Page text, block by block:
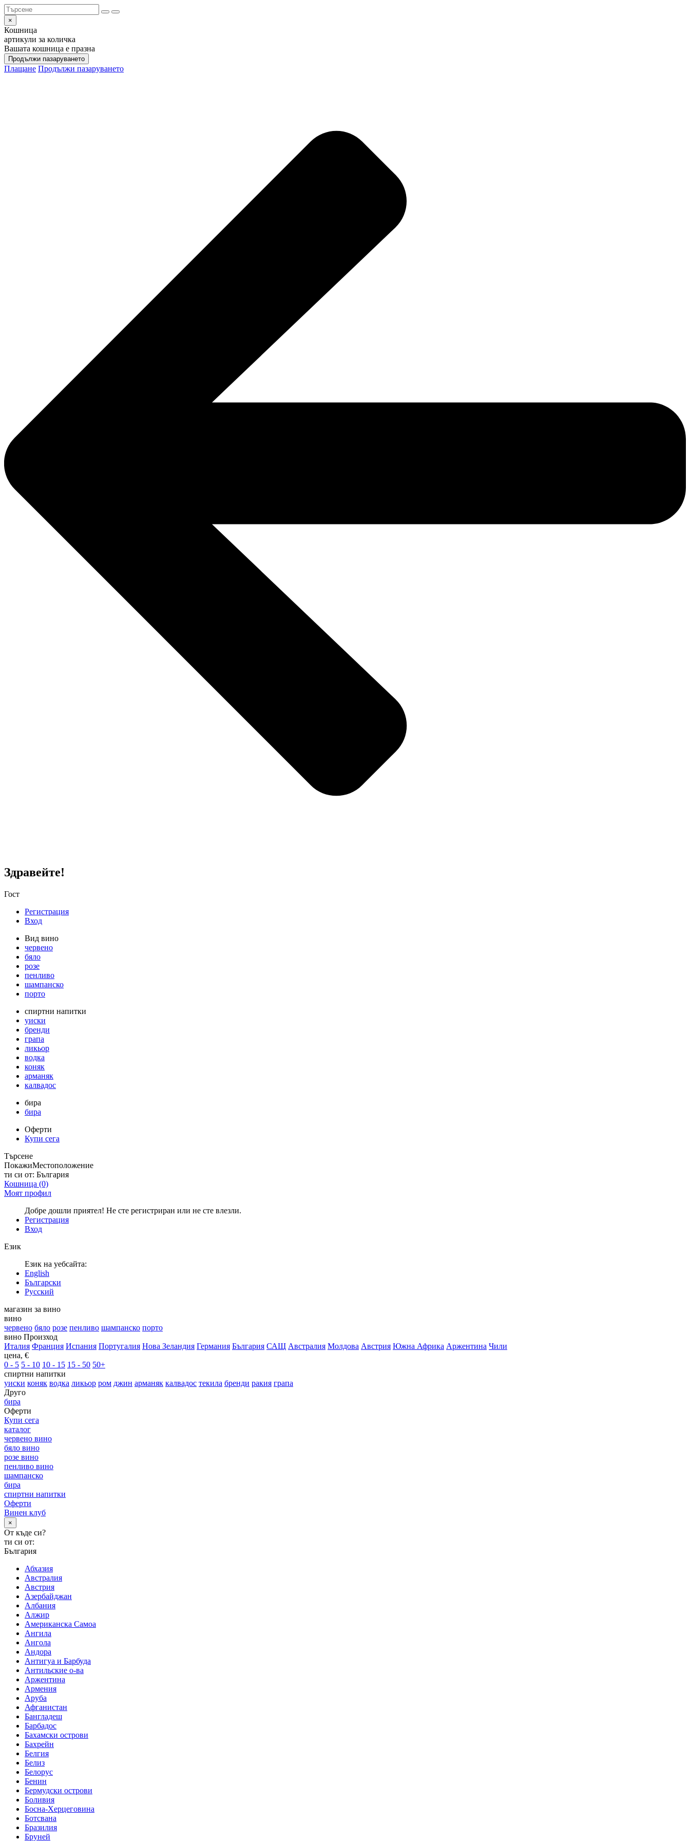
×
Кошница
артикули за количка
Вашата кошница е празна
Продължи пазаруването
Плащане Продължи пазаруването
Здравейте!
Гост
Регистрация
Вход
Вид вино
червено
бяло
розе
пенливо
шампанско
порто
спиртни напитки
уиски
бренди
грапа
ликьор
водка
коняк
арманяк
калвадос
бира
бира
Оферти
Купи сега
Търсене
ПокажиМестоположение
ти си от: България
Кошница (0)
Моят профил
Добре дошли приятел! Не сте регистриран или не сте влезли.
Регистрация
Вход
Език
Език на уебсайта:
English
Български
Русский
магазин за вино
вино
червено бяло розе пенливо шампанско порто
вино Произход
Италия Франция Испания Португалия Нова Зеландия Германия България САЩ Австралия Молдова Австрия Южна Африка Аржентина Чили
цена, €
0 - 5 5 - 10 10 - 15 15 - 50 50+
спиртни напитки
уиски коняк водка ликьор ром джин арманяк калвадос текила бренди ракия грапа
Друго
бира
Оферти
Купи сега
каталог
червено вино
бяло вино
розе вино
пенливо вино
шампанско
бира
спиртни напитки
Оферти
Винен клуб
×
От къде си?
ти си от:
България
Абхазия
Австралия
Австрия
Азербайджан
Албания
Алжир
Американска Самоа
Ангила
Ангола
Андора
Антигуа и Барбуда
Антильские о-ва
Аржентина
Армения
Аруба
Афганистан
Бангладеш
Барбадос
Бахамски острови
Бахрейн
Белгия
Белиз
Белорус
Бенин
Бермудски острови
Боливия
Босна-Херцеговина
Ботсвана
Бразилия
Бруней